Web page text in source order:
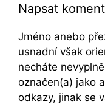
Napsat
Jméno anebo
usnadní však
necháte
označen(a) jako
odkazy, jinak se